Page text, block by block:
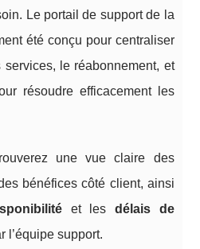
Le portail de support de la
été conçu pour centraliser
services, le réabonnement, et
résoudre efficacement les
une vue claire des
bénéfices côté client, ainsi
et lesdélais de
l’équipe support.